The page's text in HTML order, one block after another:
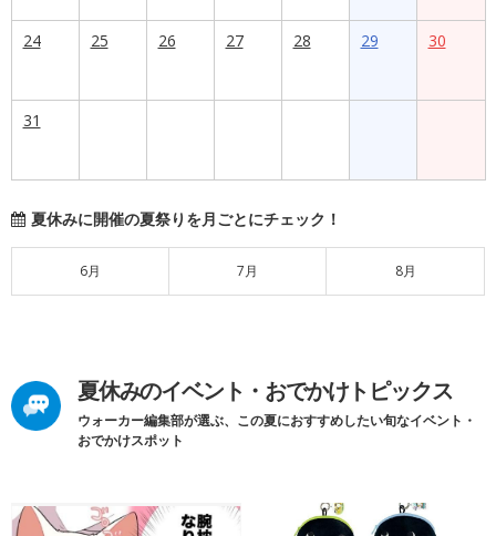
24 25 26 27 28 29 30
31
夏休みに開催の夏祭りを月ごとにチェック！
6月 7月 8月
夏休みのイベント・おでかけトピックス
ウォーカー編集部が選ぶ、この夏におすすめしたい旬なイベント・
おでかけスポット